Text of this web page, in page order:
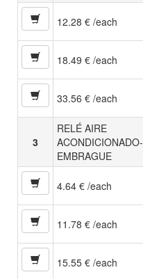
12.28 € /each
18.49 € /each
33.56 € /each
3
RELÉ AIRE
ACONDICIONADO-
EMBRAGUE
4.64 € /each
11.78 € /each
15.55 € /each